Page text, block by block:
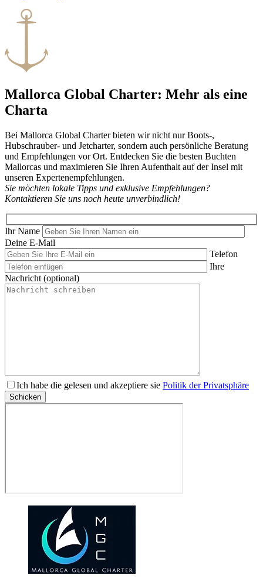
Mallorca Global Charter: Mehr als eine
Charta
Bei Mallorca Global Charter bieten wir nicht nur Boots-,
Hubschrauber- und Jetcharter, sondern auch persönliche Beratung
und Empfehlungen vor Ort. Entdecken Sie die besten Buchten
Mallorcas und maximieren Sie Ihren Aufenthalt auf der Insel mit
unseren Expertenempfehlungen.
Sie möchten lokale Tipps und exklusive Empfehlungen?
Kontaktieren Sie uns noch heute unverbindlich!
Ihr Name
Deine E-Mail
Telefon
Ihre
Nachricht (optional)
Bitte
lasse
dieses
Ich habe die gelesen und akzeptiere sie Politik der Privatsphäre
Schicken